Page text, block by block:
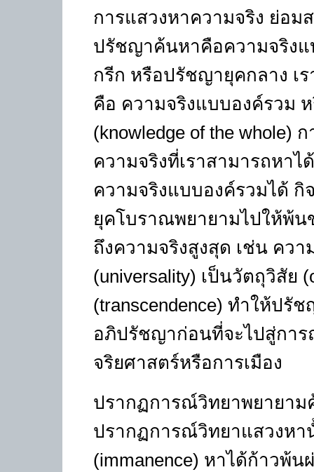
การแสวงหาความจริง ย่อม
ปรัชญาค้นหาคือความจริง
กรีก หรือปรัชญายุคกลาง เ
คือ ความจริงแบบองค์รวม
(knowledge of the whole) ก
ความจริงที่เราสามารถหา
ความจริงแบบองค์รวมได้
ยุคโบราณพยายามไปให้พ้น
ถึงความจริงสูงสุด เช่น คว
(universality) เป็นวัตถุวิสัย
(transcendence) ทำให้ปรัช
อภิปรัชญาก่อนที่จะไปสู่การ
จริยศาสตร์หรือการเมือง
ปรากฏการณ์วิทยาพยายาม
ปรากฏการณ์วิทยาแสวงห
(immanence) หาได้ก้าวพ้น